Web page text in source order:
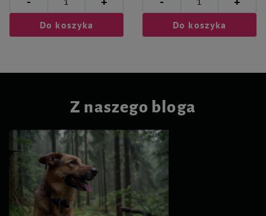
Do koszyka Do koszyka
Z naszego bloga